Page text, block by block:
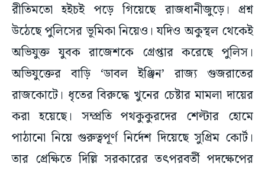
রীতিমতো হইচই পড়ে গিয়েছে রাজধানীজুড়ে। প্রশ্ন
উঠেছে পুলিসের ভূমিকা নিয়েও। যদিও অকুস্থল থেকেই
অভিযুক্ত যুবক রাজেশকে গ্রেপ্তার করেছে পুলিস।
অভিযুক্তের বাড়ি ‘ডাবল ইঞ্জিন’ রাজ্য গুজরাতের
রাজকোটে। ধৃতের বিরুদ্ধে খুনের চেষ্টার মামলা দায়ের
করা হয়েছে। সম্প্রতি পথকুকুরদের শেল্টার হোমে
পাঠানো নিয়ে গুরুত্বপূর্ণ নির্দেশ দিয়েছে সুপ্রিম কোর্ট।
তার প্রেক্ষিতে দিল্লি সরকারের তৎপরবর্তী পদক্ষেপের